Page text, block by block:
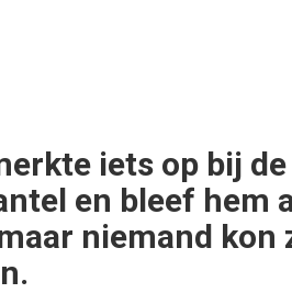
iets op bij
en bleef hem
niemand kon